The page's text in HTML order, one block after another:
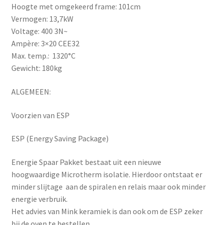
Hoogte met omgekeerd frame: 101cm
Vermogen: 13,7kW
Voltage: 400 3N~
Ampère: 3×20 CEE32
Max. temp.: 1320°C
Gewicht: 180kg
ALGEMEEN:
Voorzien van ESP
ESP (Energy Saving Package)
Energie Spaar Pakket bestaat uit een nieuwe
hoogwaardige Microtherm isolatie. Hierdoor ontstaat er
minder slijtage aan de spiralen en relais maar ook minder
energie verbruik.
Het advies van Mink keramiek is dan ook om de ESP zeker